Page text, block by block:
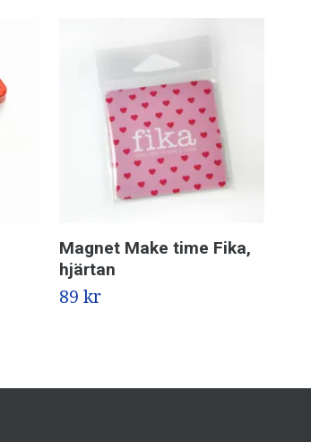
Magnet Make time Fika,
hjärtan
89 kr